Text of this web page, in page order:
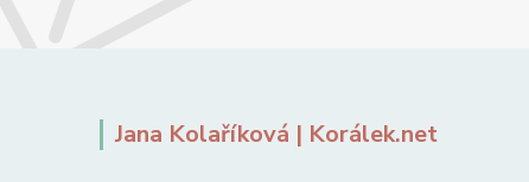
Jana Kolaříková | Korálek.net